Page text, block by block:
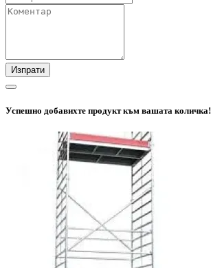
Изпрати
Успешно добавихте продукт към вашата количка!